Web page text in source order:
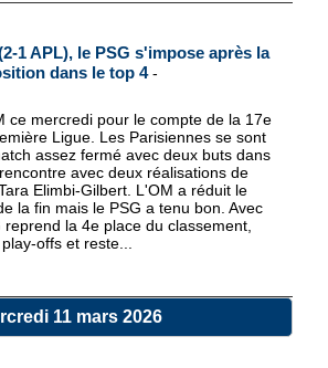
1 APL), le PSG s'impose après la
dans le top 4-
ce mercredi pour le compte de la 17e
Ligue. Les Parisiennes se sont
assez fermé avec deux buts dans
avec deux réalisations de
Elimbi-Gilbert. L'OM a réduit le
la fin mais le PSG a tenu bon. Avec
la 4e place du classement,
offs et reste...
11 mars 2026